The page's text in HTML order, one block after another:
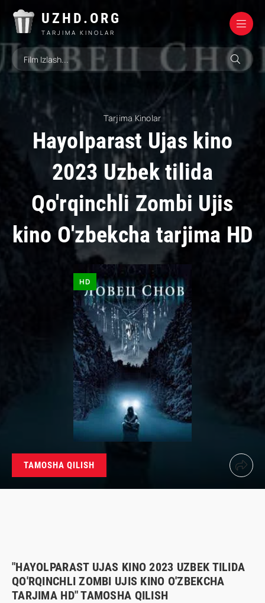
UZHD.ORG
TARJIMA KINOLAR
Tarjima Kinolar
Hayolparast Ujas kino
2023 Uzbek tilida
Qo'rqinchli Zombi Ujis
kino O'zbekcha tarjima HD
HD
TAMOSHA QILISH
"HAYOLPARAST UJAS KINO 2023 UZBEK TILIDA
QO'RQINCHLI ZOMBI UJIS KINO O'ZBEKCHA
TARJIMA HD" TAMOSHA QILISH